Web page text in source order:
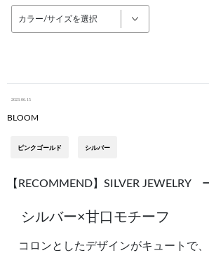
カラー/サイズを選択
2023.06.15
BLOOM
ピンクゴールド シルバー
【RECOMMEND】SILVER JEWELRY
シルバー×甘口モチーフ
コロンとしたデザインがキュートで